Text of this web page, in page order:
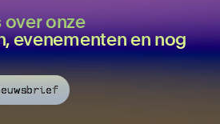
over onze
evenementen en nog